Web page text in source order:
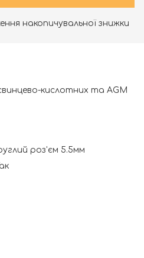
накопичувальної знижки
кислотних та AGM
роз'єм 5.5мм